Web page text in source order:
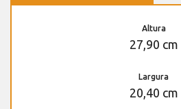
Altura
27,90 cm
Largura
20,40 cm